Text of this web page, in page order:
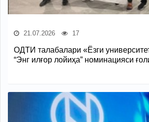
21.07.2026 17
ОДТИ талабалари «Ёзги
“Энг илғор лойиҳа” номинацияси